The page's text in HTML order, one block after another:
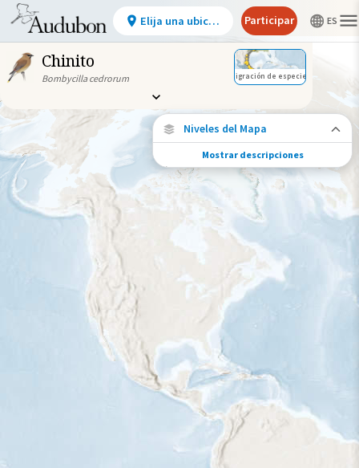
Chinito
Bombycilla cedrorum Migración de especies
Niveles del Mapa
Conexiones de especies
Elija cualquier ubicación en el mapa para
ver dónde más se han vuelto a encontrar
aves marcadas de esta especie.
Ubicaciones con disponibilidad
Ubicaciones conectadas
Gama de especies por estación
Gama de verano
Rango de invierno
Rango a lo largo del año
Mostrar descripciones
Elija una ubicación Participar